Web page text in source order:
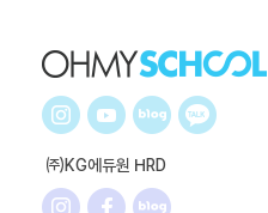
㈜KG에듀원 HRD